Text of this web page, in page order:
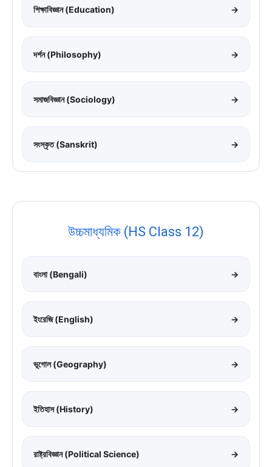
শিক্ষাবিজ্ঞান (Education) →
দর্শন (Philosophy) →
সমাজবিজ্ঞান (Sociology) →
সংস্কৃত (Sanskrit) →
উচ্চমাধ্যমিক (HS Class 12)
বাংলা (Bengali) →
ইংরেজি (English) →
ভূগোল (Geography) →
ইতিহাস (History) →
রাষ্ট্রবিজ্ঞান (Political Science) →